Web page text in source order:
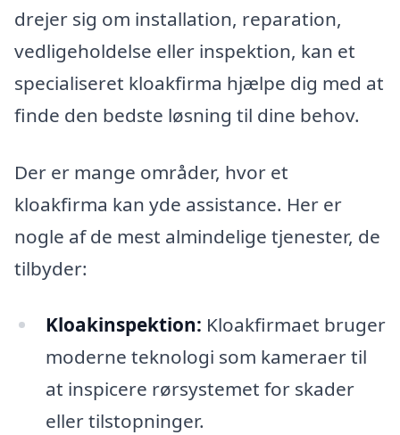
drejer sig om installation, reparation,
vedligeholdelse eller inspektion, kan et
specialiseret kloakfirma hjælpe dig med at
finde den bedste løsning til dine behov.
Der er mange områder, hvor et
kloakfirma kan yde assistance. Her er
nogle af de mest almindelige tjenester, de
tilbyder:
Kloakinspektion: Kloakfirmaet bruger
moderne teknologi som kameraer til
at inspicere rørsystemet for skader
eller tilstopninger.